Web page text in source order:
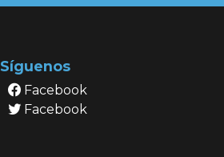
Síguenos
Facebook
Facebook